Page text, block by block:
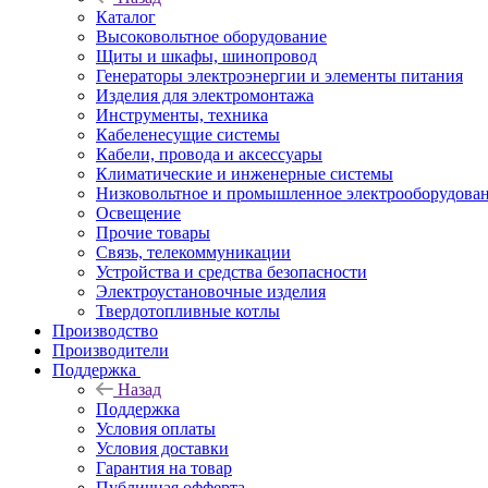
Каталог
Высоковольтное оборудование
Щиты и шкафы, шинопровод
Генераторы электроэнергии и элементы питания
Изделия для электромонтажа
Инструменты, техника
Кабеленесущие системы
Кабели, провода и аксессуары
Климатические и инженерные системы
Низковольтное и промышленное
Освещение
Прочие товары
Связь, телекоммуникации
Устройства и средства безопасности
Электроустановочные изделия
Твердотопливные котлы
Производство
Производители
Поддержка
Назад
Поддержка
Условия оплаты
Условия доставки
Гарантия на товар